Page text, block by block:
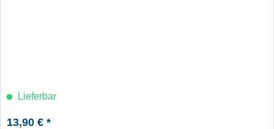
Lieferbar
13,90 € *